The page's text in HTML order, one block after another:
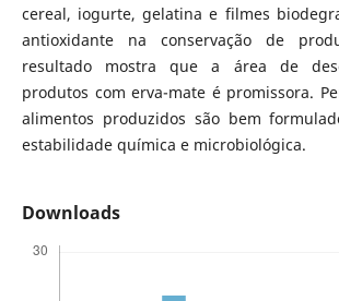
cereal, iogurte, gelatina e filmes
antioxidante na conservação de
resultado mostra que a área de
produtos com erva-mate é promissora.
alimentos produzidos são bem
estabilidade química e microbiológica.
Downloads